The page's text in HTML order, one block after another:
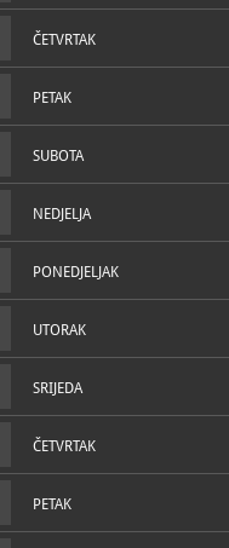
ČETVRTAK
PETAK
SUBOTA
NEDJELJA
PONEDJELJAK
UTORAK
SRIJEDA
ČETVRTAK
PETAK
unatrag kada su se javile
prostoru, koji bi služio za
U vremenu nakon
smješteni u Muzeju
Viteškog alkarskog
Tripala, vojvode s
je zatim, otkupom od
dijelom došla u